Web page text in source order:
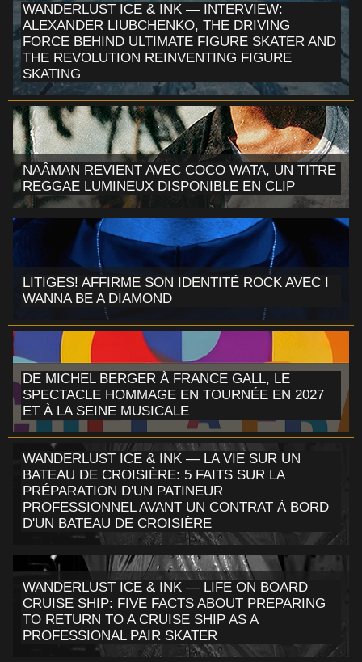
WANDERLUST ICE & INK — INTERVIEW:
ALEXANDER LIUBCHENKO, THE DRIVING
FORCE BEHIND ULTIMATE FIGURE SKATER AND
THE REVOLUTION REINVENTING FIGURE
SKATING
NAÂMAN REVIENT AVEC COCO WATA, UN TITRE
REGGAE LUMINEUX DISPONIBLE EN CLIP
LITIGES! AFFIRME SON IDENTITÉ ROCK AVEC I
WANNA BE A DIAMOND
DE MICHEL BERGER À FRANCE GALL, LE
SPECTACLE HOMMAGE EN TOURNÉE EN 2027
ET À LA SEINE MUSICALE
WANDERLUST ICE & INK — LA VIE SUR UN
BATEAU DE CROISIÈRE: 5 FAITS SUR LA
PRÉPARATION D'UN PATINEUR
PROFESSIONNEL AVANT UN CONTRAT À BORD
D'UN BATEAU DE CROISIÈRE
WANDERLUST ICE & INK — LIFE ON BOARD
CRUISE SHIP: FIVE FACTS ABOUT PREPARING
TO RETURN TO A CRUISE SHIP AS A
PROFESSIONAL PAIR SKATER